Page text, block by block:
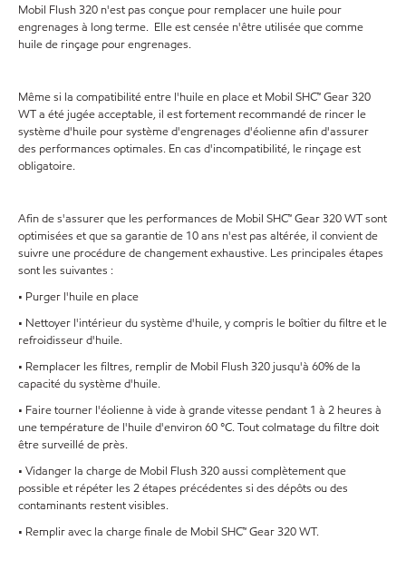
Mobil Flush 320 n'est pas conçue pour remplacer une huile pour
engrenages à long terme. Elle est censée n'être utilisée que comme
huile de rinçage pour engrenages.
Même si la compatibilité entre l'huile en place et Mobil SHC™ Gear 320
WT a été jugée acceptable, il est fortement recommandé de rincer le
système d'huile pour système d'engrenages d'éolienne afin d'assurer
des performances optimales. En cas d'incompatibilité, le rinçage est
obligatoire.
Afin de s'assurer que les performances de Mobil SHC™ Gear 320 WT sont
optimisées et que sa garantie de 10 ans n'est pas altérée, il convient de
suivre une procédure de changement exhaustive. Les principales étapes
sont les suivantes :
• Purger l'huile en place
• Nettoyer l'intérieur du système d'huile, y compris le boîtier du filtre et le
refroidisseur d'huile.
• Remplacer les filtres, remplir de Mobil Flush 320 jusqu'à 60% de la
capacité du système d'huile.
• Faire tourner l'éolienne à vide à grande vitesse pendant 1 à 2 heures à
une température de l'huile d'environ 60 °C. Tout colmatage du filtre doit
être surveillé de près.
• Vidanger la charge de Mobil Flush 320 aussi complètement que
possible et répéter les 2 étapes précédentes si des dépôts ou des
contaminants restent visibles.
• Remplir avec la charge finale de Mobil SHC™ Gear 320 WT.